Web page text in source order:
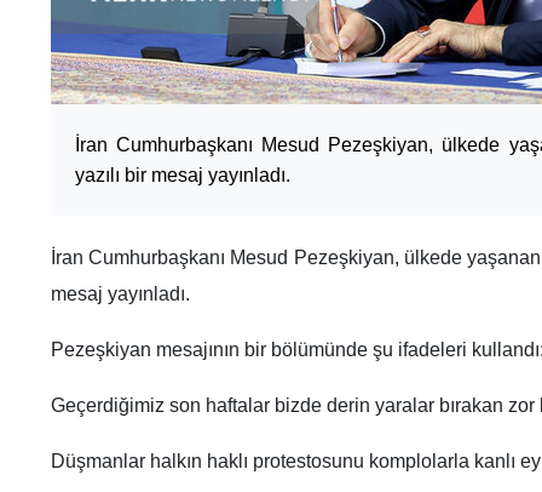
İran Cumhurbaşkanı Mesud Pezeşkiyan, ülkede
yazılı bir mesaj yayınladı.
İran Cumhurbaşkanı Mesud Pezeşkiyan, ülkede
mesaj yayınladı.
Pezeşkiyan mesajının bir bölümünde şu ifadeleri kullandı:
Geçerdiğimiz son haftalar bizde derin yaralar bırakan zor
Düşmanlar halkın haklı protestosunu komplolarla kanlı